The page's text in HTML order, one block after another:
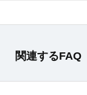
関連するFAQ